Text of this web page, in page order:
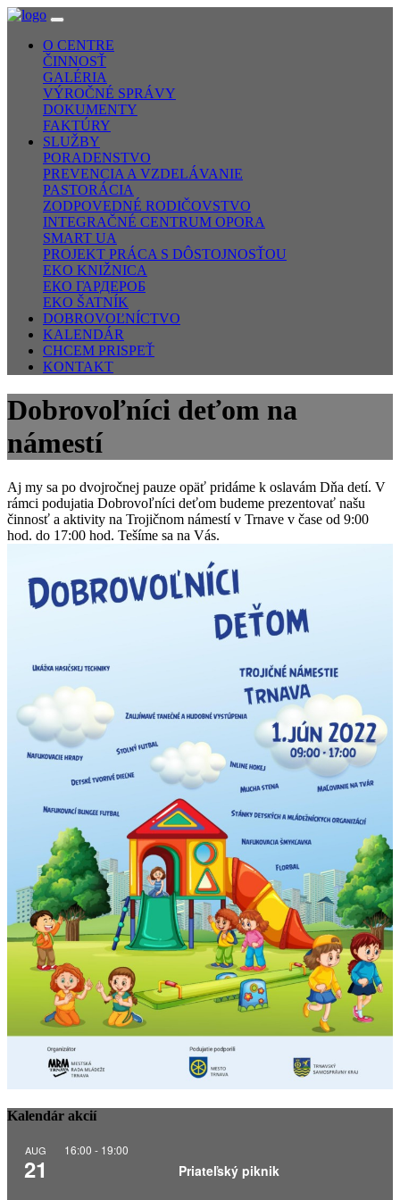
O CENTRE
ČINNOSŤ
GALÉRIA
VÝROČNÉ SPRÁVY
DOKUMENTY
FAKTÚRY
SLUŽBY
PORADENSTVO
PREVENCIA A VZDELÁVANIE
PASTORÁCIA
ZODPOVEDNÉ RODIČOVSTVO
INTEGRAČNÉ CENTRUM OPORA
SMART UA
PROJEKT PRÁCA S DÔSTOJNOSŤOU
EKO KNIŽNICA
ЕКО ГАРДЕРОБ
EKO ŠATNÍK
DOBROVOĽNÍCTVO
KALENDÁR
CHCEM PRISPEŤ
KONTAKT
Dobrovoľníci deťom na
námestí
Aj my sa po dvojročnej pauze opäť pridáme k oslavám Dňa detí. V
rámci podujatia Dobrovoľníci deťom budeme prezentovať našu
činnosť a aktivity na Trojičnom námestí v Trnave v čase od 9:00
hod. do 17:00 hod. Tešíme sa na Vás.
Kalendár akcií
AUG
21
16:00 - 19:00
Priateľský piknik